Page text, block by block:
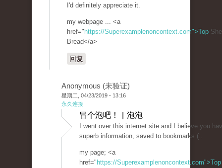
I'd definitely appreciate it.
my webpage ... <a
href=" https://Superexamplenoncontext.com">Top
Bread</a>
回复
Anonymous (未验证)
星期二, 04/23/2019 - 13:16
永久连接
冒个泡吧！ | 泡泡
I went over this internet site and I believe you
superb information, saved to bookmarks (:.
my page; <a
href=" https://Superexamplenoncontext.com">Top